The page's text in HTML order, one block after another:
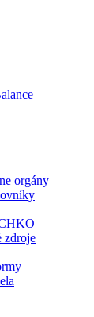
orgány
zdroje